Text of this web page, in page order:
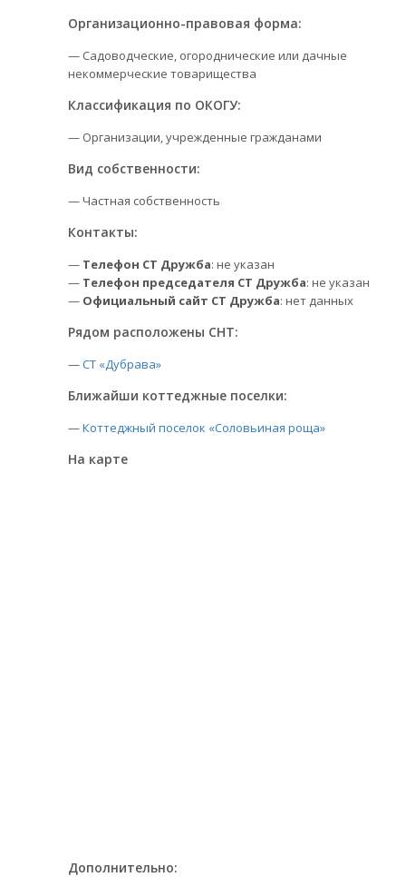
Организационно-правовая форма:
— Садоводческие, огороднические или дачные
некоммерческие товарищества
Классификация по ОКОГУ:
— Организации, учрежденные гражданами
Вид собственности:
— Частная собственность
Контакты:
— Телефон СТ Дружба: не указан
— Телефон председателя СТ Дружба: не указан
— Официальный сайт СТ Дружба: нет данных
Рядом расположены СНТ:
—СТ «Дубрава»
Ближайши коттеджные поселки:
—Коттеджный поселок «Соловьиная роща»
На карте
Дополнительно: